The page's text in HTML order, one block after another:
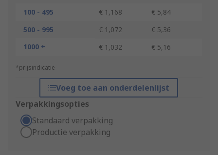
100 - 495
€ 1,168
€ 5,84
500 - 995
€ 1,072
€ 5,36
1000 +
€ 1,032 € 5,16
*prijsindicatie
Voeg toe aan onderdelenlijst
Verpakkingsopties
Standaard verpakking
Productie verpakking